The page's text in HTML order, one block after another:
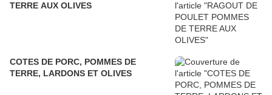
TERRE AUX OLIVES
COTES DE PORC, POMMES DE
TERRE, LARDONS ET OLIVES